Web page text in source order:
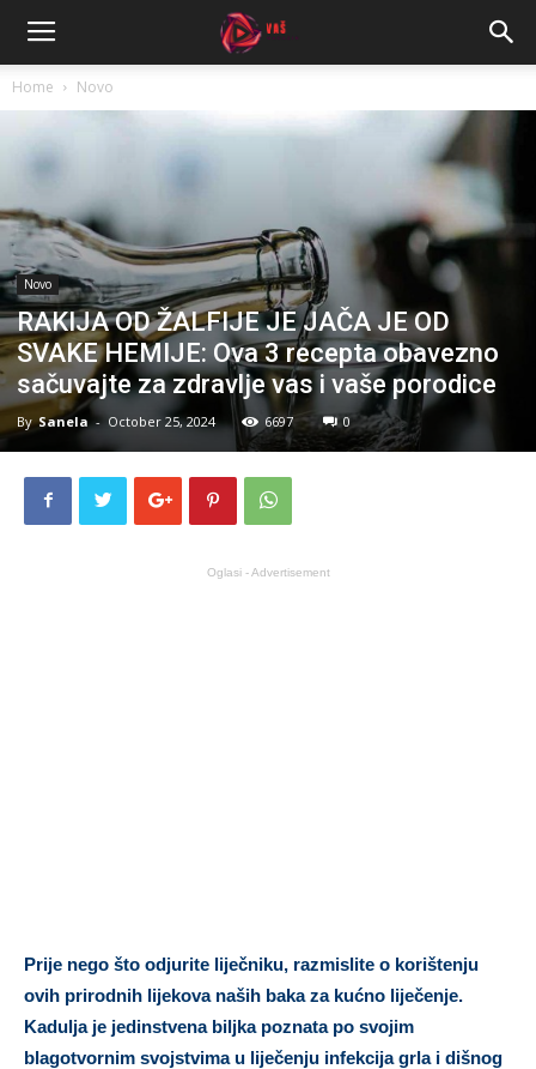
Home Novo
Novo
RAKIJA OD ŽALFIJE JE JAČA JE OD
SVAKE HEMIJE: Ova 3 recepta obavezno
sačuvajte za zdravlje vas i vaše porodice
By Sanela - October 25, 2024 6697 0
Oglasi - Advertisement
Prije nego što odjurite liječniku, razmislite o korištenju
ovih prirodnih lijekova naših baka za kućno liječenje.
Kadulja je jedinstvena biljka poznata po svojim
blagotvornim svojstvima u liječenju infekcija grla i dišnog